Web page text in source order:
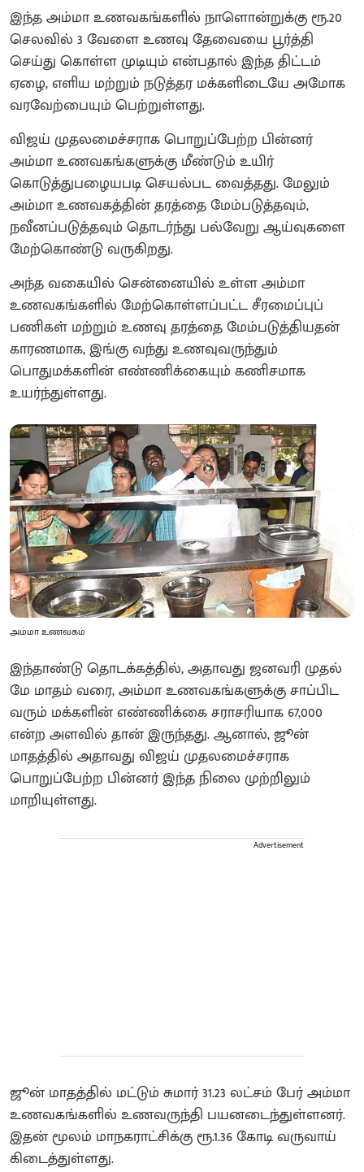
இந்த அம்மா உணவகங்களில் நாளொன்றுக்கு ரூ.20
செலவில் 3 வேளை உணவு தேவையை பூர்த்தி
செய்து கொள்ள முடியும் என்பதால் இந்த திட்டம்
ஏழை, எளிய மற்றும் நடுத்தர மக்களிடையே அமோக
வரவேற்பையும் பெற்றுள்ளது.
விஜய் முதலமைச்சராக பொறுப்பேற்ற பின்னர்
அம்மா உணவகங்களுக்கு மீண்டும் உயிர்
கொடுத்துபழையபடி செயல்பட வைத்தது. மேலும்
அம்மா உணவகத்தின் தரத்தை மேம்படுத்தவும்,
நவீனப்படுத்தவும் தொடர்ந்து பல்வேறு ஆய்வுகளை
மேற்கொண்டு வருகிறது.
அந்த வகையில் சென்னையில் உள்ள அம்மா
உணவகங்களில் மேற்கொள்ளப்பட்ட சீரமைப்புப்
பணிகள் மற்றும் உணவு தரத்தை மேம்படுத்தியதன்
காரணமாக, இங்கு வந்து உணவுவருந்தும்
பொதுமக்களின் எண்ணிக்கையும் கணிசமாக
உயர்ந்துள்ளது.
அம்மா உணவகம்
இந்தாண்டு தொடக்கத்தில், அதாவது ஜனவரி முதல்
மே மாதம் வரை, அம்மா உணவகங்களுக்கு சாப்பிட
வரும் மக்களின் எண்ணிக்கை சராசரியாக 67,000
என்ற அளவில் தான் இருந்தது. ஆனால், ஜூன்
மாதத்தில் அதாவது விஜய் முதலமைச்சராக
பொறுப்பேற்ற பின்னர் இந்த நிலை முற்றிலும்
மாறியுள்ளது.
Advertisement
ஜூன் மாதத்தில் மட்டும் சுமார் 31.23 லட்சம் பேர் அம்மா
உணவகங்களில் உணவருந்தி பயனடைந்துள்ளனர்.
இதன் மூலம் மாநகராட்சிக்கு ரூ.1.36 கோடி வருவாய்
கிடைத்துள்ளது.